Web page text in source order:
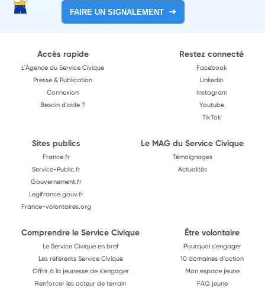
FAIRE UN SIGNALEMENT
Accès rapide
L'Agence du Service Civique
Presse & Publication
Connexion
Besoin d'aide ?
Restez connecté
Facebook
Linkedin
Instagram
Youtube
TikTok
Sites publics
France.fr
Service-Public.fr
Gouvernement.fr
Legifrance.gouv.fr
France-volontaires.org
Le MAG du Service Civique
Témoignages
Actualités
Comprendre le Service Civique
Le Service Civique en bref
Les référents Service Civique
Offrir à la jeunesse de s'engager
Renforcer les acteur de terrain
Être volontaire
Pourquoi s'engager
10 domaines d'action
Mon espace jeune
FAQ jeune